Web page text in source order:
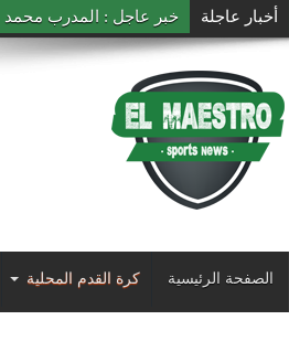
أخبار عاجلة خبر عاجل : المدرب محمد
الصفحة الرئيسية كرة القدم المحلية